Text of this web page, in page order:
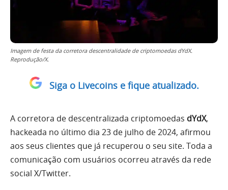
Imagem de festa da corretora descentralidade de criptomoedas dYdX.
Reprodução/X.
Siga o Livecoins e fique atualizado.
A corretora de descentralizada criptomoedas dYdX,
hackeada no último dia 23 de julho de 2024, afirmou
aos seus clientes que já recuperou o seu site. Toda a
comunicação com usuários ocorreu através da rede
social X/Twitter.